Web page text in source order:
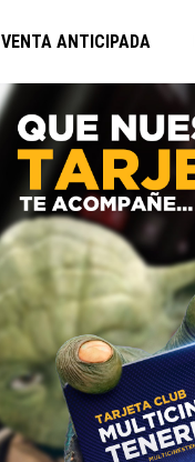
VENTA ANTICIPADA